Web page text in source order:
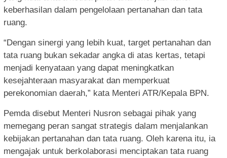
keberhasilan dalam pengelolaan pertanahan dan tata
ruang.
“Dengan sinergi yang lebih kuat, target pertanahan dan
tata ruang bukan sekadar angka di atas kertas, tetapi
menjadi kenyataan yang dapat meningkatkan
kesejahteraan masyarakat dan memperkuat
perekonomian daerah,” kata Menteri ATR/Kepala BPN.
Pemda disebut Menteri Nusron sebagai pihak yang
memegang peran sangat strategis dalam menjalankan
kebijakan pertanahan dan tata ruang. Oleh karena itu, ia
mengajak untuk berkolaborasi menciptakan tata ruang